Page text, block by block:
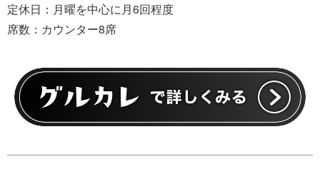
定休日：月曜を中心に月6回程度
席数：カウンター8席